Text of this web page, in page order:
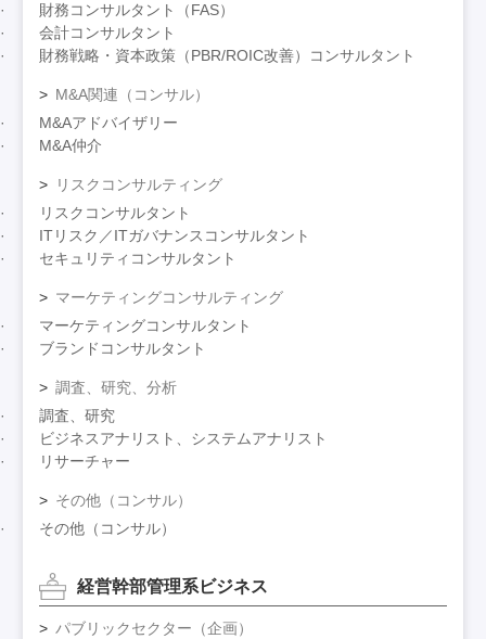
財務コンサルタント（FAS）
会計コンサルタント
財務戦略・資本政策（PBR/ROIC改善）コンサルタント
M&A関連（コンサル）
M&Aアドバイザリー
M&A仲介
リスクコンサルティング
リスクコンサルタント
ITリスク／ITガバナンスコンサルタント
セキュリティコンサルタント
マーケティングコンサルティング
マーケティングコンサルタント
ブランドコンサルタント
調査、研究、分析
調査、研究
ビジネスアナリスト、システムアナリスト
リサーチャー
その他（コンサル）
その他（コンサル）
経営幹部管理系ビジネス
パブリックセクター（企画）